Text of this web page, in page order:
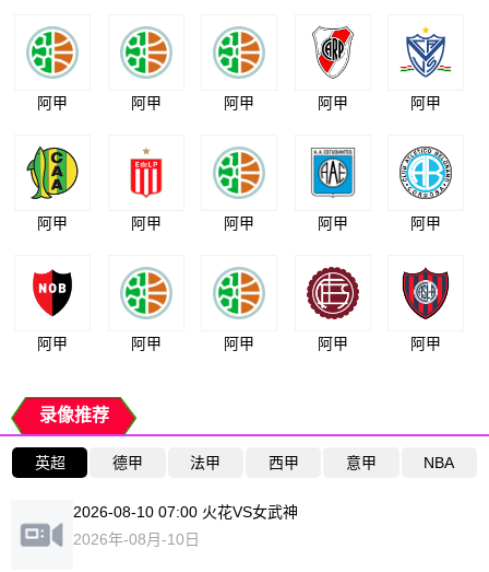
阿甲 阿甲 阿甲 阿甲 阿甲
阿甲 阿甲 阿甲 阿甲 阿甲
阿甲 阿甲 阿甲 阿甲 阿甲
录像推荐
英超 德甲 法甲 西甲 意甲 NBA
2026-08-10 07:00 火花VS女武神
2026年-08月-10日